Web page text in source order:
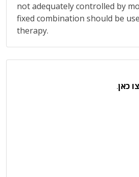
not adequately controlled by
fixed combination should be
therapy.
כאן.